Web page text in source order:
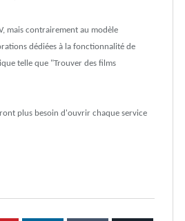
mais contrairement au modèle
dédiées à la fonctionnalité de
telle que "Trouver des films
plus besoin d'ouvrir chaque service